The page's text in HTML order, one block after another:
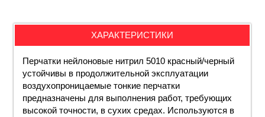
ХАРАКТЕРИСТИКИ
Перчатки нейлоновые нитрил 5010 красный/черный
устойчивы в продолжительной эксплуатации
воздухопроницаемые тонкие перчатки
предназначены для выполнения работ, требующих
высокой точности, в сухих средах. Используются в